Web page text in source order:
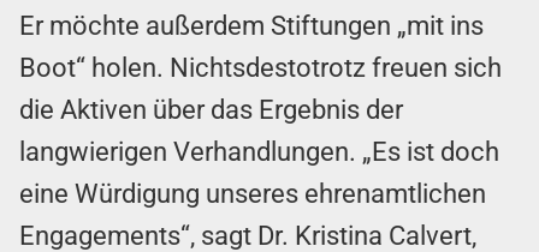
Er möchte außerdem Stiftungen „mit ins
Boot“ holen. Nichtsdestotrotz freuen sich
die Aktiven über das Ergebnis der
langwierigen Verhandlungen. „Es ist doch
eine Würdigung unseres ehrenamtlichen
Engagements“, sagt Dr. Kristina Calvert,